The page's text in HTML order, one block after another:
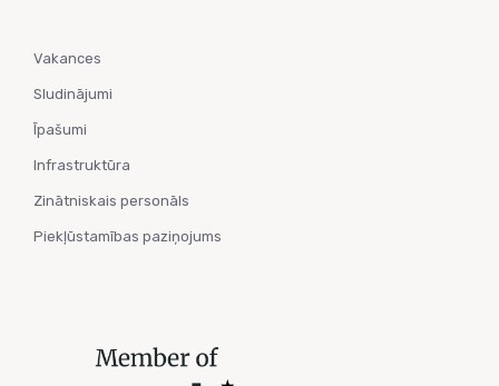
Vakances
Sludinājumi
Īpašumi
Infrastruktūra
Zinātniskais personāls
Piekļūstamības paziņojums